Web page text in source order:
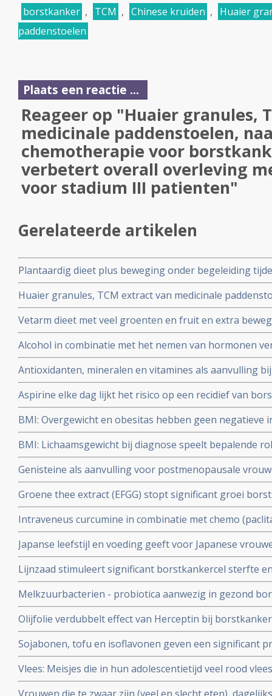
borstkanker , TCM , Chinese kruiden ,
Huaier
paddenstoelen
Plaats een reactie ...
Reageer op "Huaier granules,
medicinale paddenstoelen,
chemotherapie voor
verbetert overall overleving
voor stadium III patienten"
Gerelateerde artikelen
Plantaardig dieet plus beweging onder begeleiding
bij operabele borstkankerpatienten stadium I tot III 25
remissies in vergelijking met beste zorg
Huaier granules, TCM extract van medicinale
chemotherapie voor borstkanker triple negatief
procent voor stadium III patienten
Vetarm dieet met veel groenten en fruit en extra
overlijden aan borstkanker binnen 15 jaar na de
met standaard voedingspatroon.
Alcohol in combinatie met het nemen van hormonen
borstkanker nog een keer extra dan alleen door
Antioxidanten, mineralen en vitamines als aanvulling
Aspirine elke dag lijkt het risico op een recidief van
retropostpectieve studie. Artikel geplaatst 3 maart 2010
BMI: Overgewicht en obesitas hebben geen negatieve
vrouwen met hormoongevoelige vormen van
gebruikten
BMI: Lichaamsgewicht bij diagnose speelt bepalende
borstkankerpatiënten vooral voor vroege borstkanker
Genisteine als aanvulling voor postmenopausale
botdichtheid en beschermt tegen botverlies, aldus
studie en lijkt belangrijk voor borstkankerpatiënten
Groene thee extract (EFGG) stopt significant groei
gerandomiseerde dierstudies.
Intraveneus curcumine in combinatie met chemo
met uitgezaaide borstkanker geeft betere respons
welbevinden in vergelijking met een placebo na 12
Japanse leefstijl en voeding geeft voor Japanese
grotere overlevingskans (10 jaar) in vergelijking met
rapport toegevoegd.
Lijnzaad stimuleert significant borstkankercel sterfte
effect op borsttumormarkers, blijkt uit kleinschalige
gerandomiseerde dubbelblinde placebo
Melkzuurbacterien - probiotica aanwezig in gezond
tegen borstkanker blijkt uit kleinschalige studie copy 2
Olijfolie verdubbelt effect van Herceptin bij
van borstkanker.
Sojabonen, tofu en isoflavonen geven een significant
van krijgen van borstkanker bij vrouwen in de
Vlees: Meisjes die in hun adolescentietijd veel rood
vergroot risico op het krijgen van borstkanker voor de